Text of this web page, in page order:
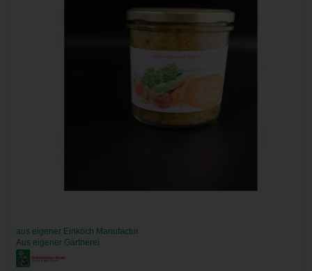
aus eigener Einkoch Manufactur
Aus eigener Gärtnerei